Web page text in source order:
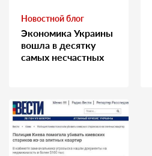
Новостной блог
Экономика Украины
вошла в десятку
самых несчастных